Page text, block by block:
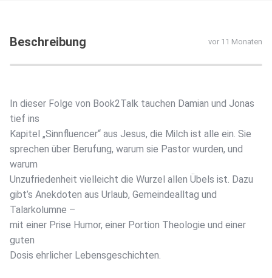
Beschreibung vor 11 Monaten
In dieser Folge von Book2Talk tauchen Damian und Jonas
tief ins
Kapitel „Sinnfluencer“ aus Jesus, die Milch ist alle ein. Sie
sprechen über Berufung, warum sie Pastor wurden, und
warum
Unzufriedenheit vielleicht die Wurzel allen Übels ist. Dazu
gibt’s Anekdoten aus Urlaub, Gemeindealltag und
Talarkolumne –
mit einer Prise Humor, einer Portion Theologie und einer
guten
Dosis ehrlicher Lebensgeschichten.